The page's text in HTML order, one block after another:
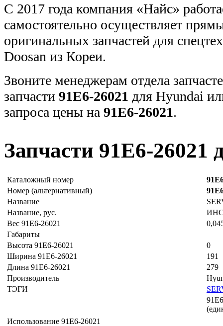
С 2017 года компания «Найс»
самостоятельно осуществляет
оригинальных запчастей для
Doosan из Кореи.
Звоните менеджерам отдела
запчасти 91E6-26021 для Hyundai
запроса цены на 91E6-26021.
Запчасти 91E6-26021
Каталожный номер
Номер (альтернативный)
Название
Название, рус.
Вес 91E6-26021
Габариты
Высота 91E6-26021
0
Ширина 91E6-26021
191
Длина 91E6-26021
279
Производитель
ТЭГИ
Использование 91E6-26021